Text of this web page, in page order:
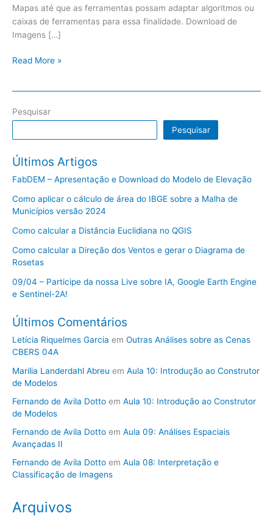
Mapas até que as ferramentas possam adaptar algoritmos ou
caixas de ferramentas para essa finalidade. Download de
Imagens […]
Read More »
Pesquisar
Pesquisar
Últimos Artigos
FabDEM – Apresentação e Download do Modelo de Elevação
Como aplicar o cálculo de área do IBGE sobre a Malha de
Municípios versão 2024
Como calcular a Distância Euclidiana no QGIS
Como calcular a Direção dos Ventos e gerar o Diagrama de
Rosetas
09/04 – Participe da nossa Live sobre IA, Google Earth Engine
e Sentinel-2A!
Últimos Comentários
Letícia Riquelmes Garcia em Outras Análises sobre as Cenas
CBERS 04A
Marilia Landerdahl Abreu em Aula 10: Introdução ao Construtor
de Modelos
Fernando de Avila Dotto em Aula 10: Introdução ao Construtor
de Modelos
Fernando de Avila Dotto em Aula 09: Análises Espaciais
Avançadas II
Fernando de Avila Dotto em Aula 08: Interpretação e
Classificação de Imagens
Arquivos